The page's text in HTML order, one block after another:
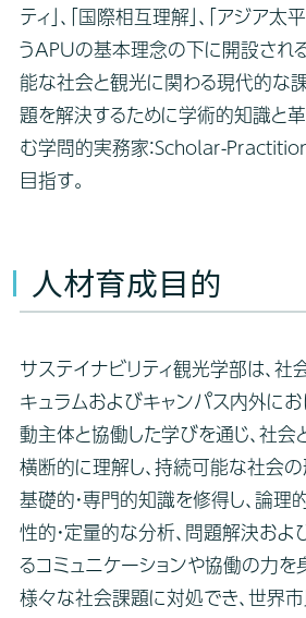
ティ」、「国際相互理解」、「アジア
うAPUの基本理念の下に開設され
能な社会と観光に関わる現代的な
題を解決するために学術的知識と
む学問的実務家：Scholar-
目指す。
人材育成目的
サステイナビリティ観光学部は、社
キュラムおよびキャンパス内外に
動主体と協働した学びを通じ、社
横断的に理解し、持続可能な社会
基礎的・専門的知識を修得し、論理
性的・定量的な分析、問題解決お
るコミュニケーションや協働の力を
様々な社会課題に対処でき、世界